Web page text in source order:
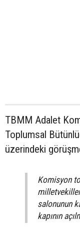
TBMM Adalet
Toplumsal
üzerindeki
Komisyon
salonunun
kapının